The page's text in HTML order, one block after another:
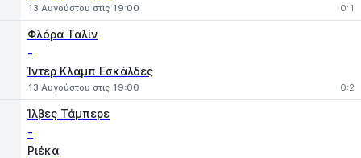
13 Αυγούστου στις 19:00 0:1
Φλόρα Ταλίν
-
Ίντερ Κλαμπ Εσκάλδες
13 Αυγούστου στις 19:00 0:2
Ίλβες Τάμπερε
-
Ριέκα